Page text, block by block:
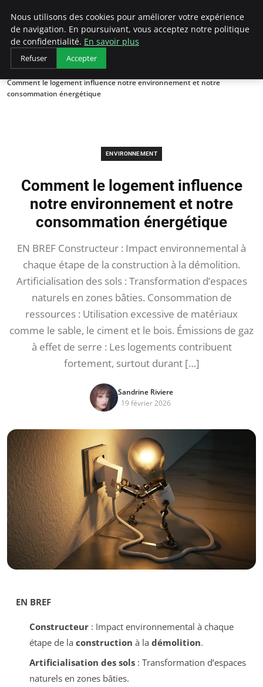
Arcticclimateemergency
Accueil
Environnement
Comment le logement influence notre environnement et notre
consommation énergétique
ENVIRONNEMENT
Comment le logement influence
notre environnement et notre
consommation énergétique
EN BREF Constructeur : Impact environnemental à
chaque étape de la construction à la démolition.
Artificialisation des sols : Transformation d’espaces
naturels en zones bâties. Consommation de
ressources : Utilisation excessive de matériaux
comme le sable, le ciment et le bois. Émissions de gaz
à effet de serre : Les logements contribuent
fortement, surtout durant […]
Sandrine Riviere
19 février 2026
EN BREF
Constructeur: Impact environnemental à chaque
étape de la construction à la démolition.
Artificialisation des sols: Transformation d’espaces
naturels en zones bâties.
Nous utilisons des cookies pour améliorer votre expérience
de navigation. En poursuivant, vous acceptez notre politique
de confidentialité. En savoir plus
Refuser Accepter